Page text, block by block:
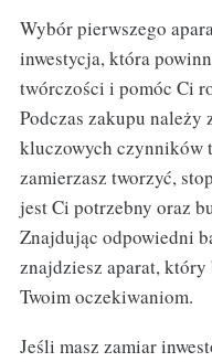
Wybór pierwszego
inwestycja, która
twórczości i pomóc Ci
Podczas zakupu
kluczowych czynników
zamierzasz tworzyć,
jest Ci potrzebny oraz
Znajdując odpowiedni
znajdziesz aparat, który
Twoim oczekiwaniom.
Jeśli masz zamiar